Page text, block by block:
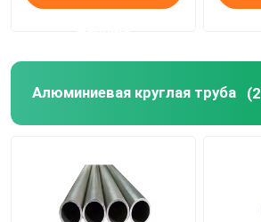
Алюминиевая круглая труба